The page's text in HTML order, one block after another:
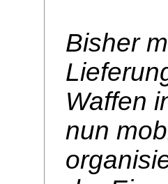
Bisher
Waffen
nun